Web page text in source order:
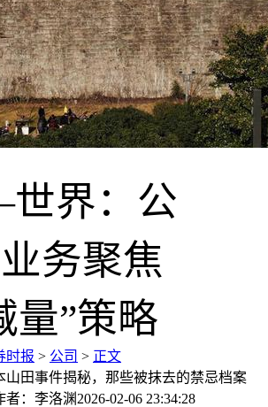
时报 > 公司 > 正文
山田事件揭秘，那些被抹去的禁忌档案
者：李洛渊2026-02-06 23:34:28